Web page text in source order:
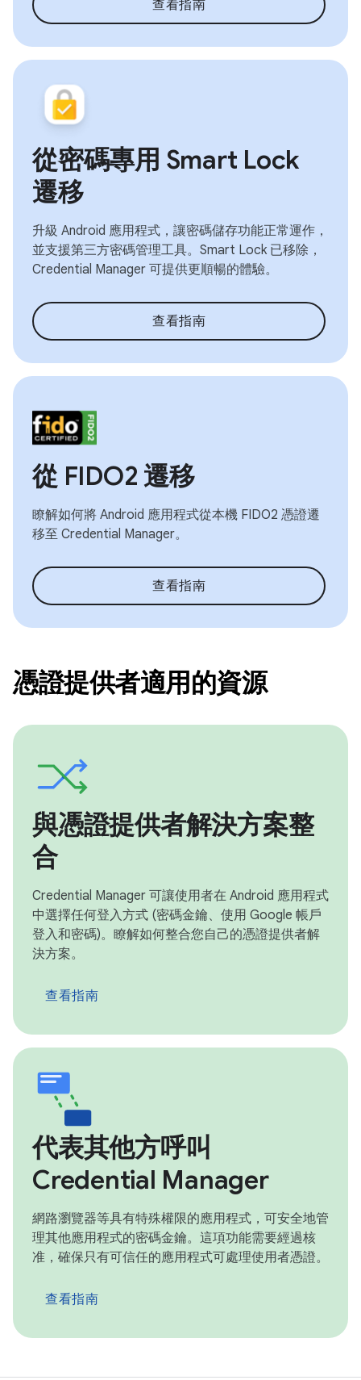
查看指南
從密碼專用 Smart Lock
遷移
升級 Android 應用程式，讓密碼儲存功能正常運作，
並支援第三方密碼管理工具。Smart Lock 已移除，
Credential Manager 可提供更順暢的體驗。
查看指南
從 FIDO2 遷移
瞭解如何將 Android 應用程式從本機 FIDO2 憑證遷
移至 Credential Manager。
查看指南
憑證提供者適用的資源
與憑證提供者解決方案整
合
Credential Manager 可讓使用者在 Android 應用程式
中選擇任何登入方式 (密碼金鑰、使用 Google 帳戶
登入和密碼)。瞭解如何整合您自己的憑證提供者解
決方案。
查看指南
代表其他方呼叫
Credential Manager
網路瀏覽器等具有特殊權限的應用程式，可安全地管
理其他應用程式的密碼金鑰。這項功能需要經過核
准，確保只有可信任的應用程式可處理使用者憑證。
查看指南